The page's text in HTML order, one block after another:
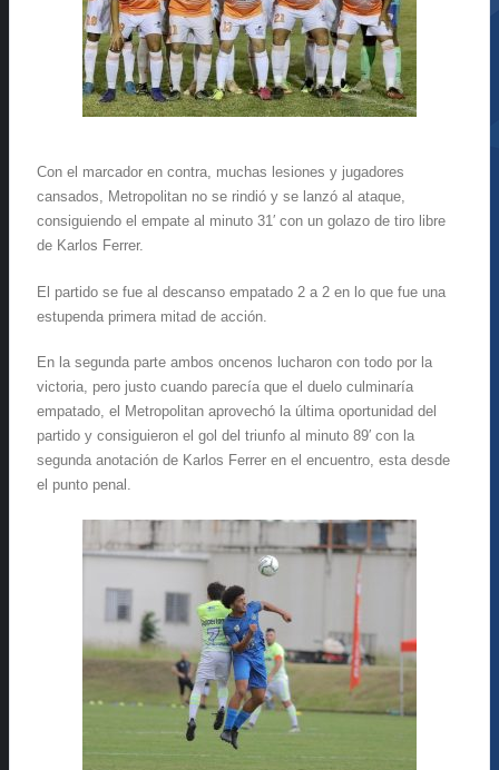
Con el marcador en contra, muchas lesiones y jugadores
cansados, Metropolitan no se rindió y se lanzó al ataque,
consiguiendo el empate al minuto 31′ con un golazo de tiro libre
de Karlos Ferrer.
El partido se fue al descanso empatado 2 a 2 en lo que fue una
estupenda primera mitad de acción.
En la segunda parte ambos oncenos lucharon con todo por la
victoria, pero justo cuando parecía que el duelo culminaría
empatado, el Metropolitan aprovechó la última oportunidad del
partido y consiguieron el gol del triunfo al minuto 89′ con la
segunda anotación de Karlos Ferrer en el encuentro, esta desde
el punto penal.